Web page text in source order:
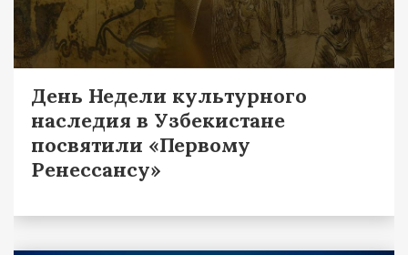
День Недели культурного
наследия в Узбекистане
посвятили «Первому
Ренессансу»